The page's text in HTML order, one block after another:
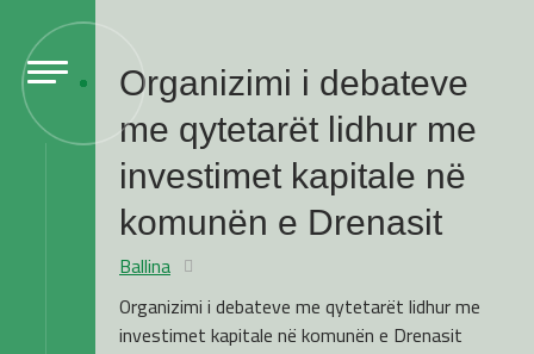
Organizimi i debateve
me qytetarët lidhur me
investimet kapitale në
komunën e Drenasit
Ballina
Organizimi i debateve me qytetarët lidhur me
investimet kapitale në komunën e Drenasit